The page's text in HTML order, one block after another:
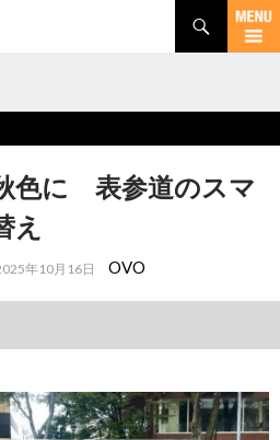
色に 表参道のスマ
え
年10月16日 OVO